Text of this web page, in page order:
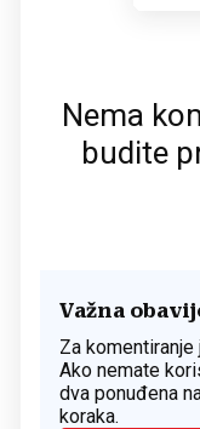
Nema
budite
Važna
Za
Ako nemate
dva ponuđena
koraka.